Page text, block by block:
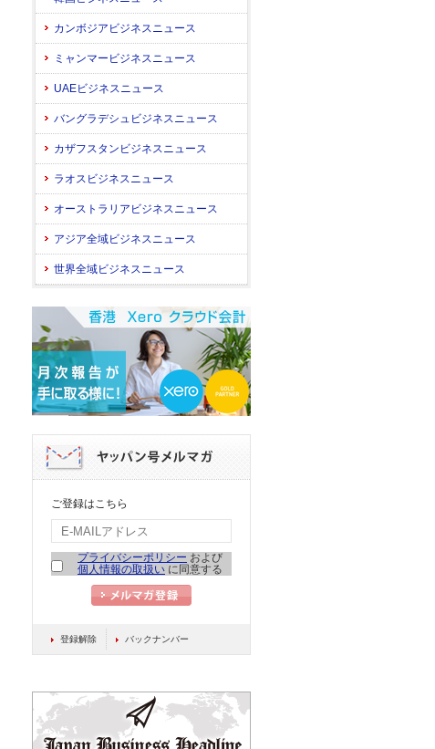
カンボジアビジネスニュース
ミャンマービジネスニュース
UAEビジネスニュース
バングラデシュビジネスニュース
カザフスタンビジネスニュース
ラオスビジネスニュース
オーストラリアビジネスニュース
アジア全域ビジネスニュース
世界全域ビジネスニュース
ご登録はこちら
プライバシーポリシー および
個人情報の取扱い に同意する
登録解除 バックナンバー